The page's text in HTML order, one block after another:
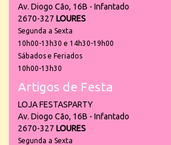
Av. Diogo Cão, 16B - Infantado
2670-327 LOURES
Segunda a Sexta
10h00-13h30 e 14h30-19h00
Sábados e Feriados
10h00-13h30
Artigos de Festa
LOJA FESTASPARTY
Av. Diogo Cão, 16B - Infantado
2670-327 LOURES
Segunda a Sexta